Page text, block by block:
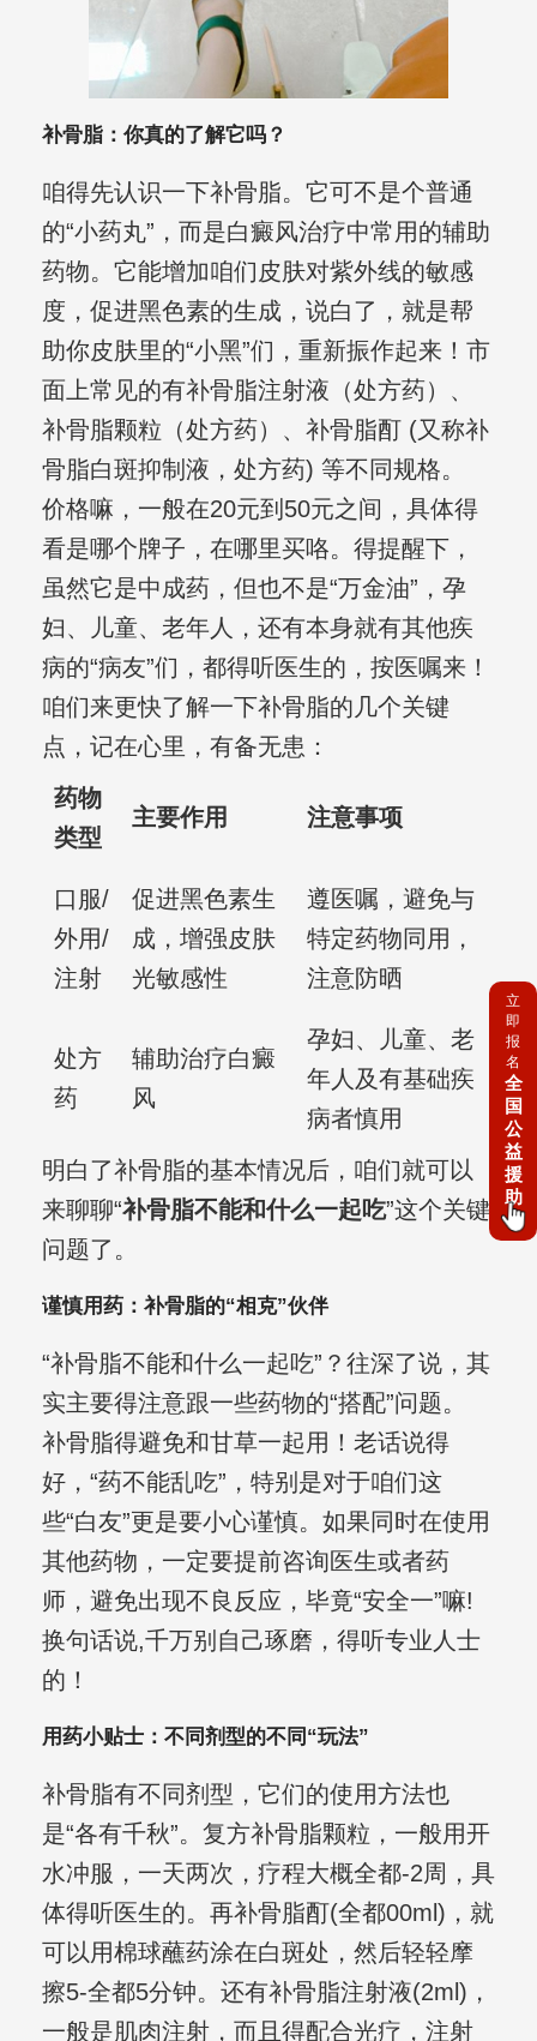
补骨脂：你真的了解它吗？
咱得先认识一下补骨脂。它可不是个普通
的“小药丸”，而是白癜风治疗中常用的辅助
药物。它能增加咱们皮肤对紫外线的敏感
度，促进黑色素的生成，说白了，就是帮
助你皮肤里的“小黑”们，重新振作起来！市
面上常见的有补骨脂注射液（处方药）、
补骨脂颗粒（处方药）、补骨脂酊 (又称补
骨脂白斑抑制液，处方药) 等不同规格。
价格嘛，一般在20元到50元之间，具体得
看是哪个牌子，在哪里买咯。得提醒下，
虽然它是中成药，但也不是“万金油”，孕
妇、儿童、老年人，还有本身就有其他疾
病的“病友”们，都得听医生的，按医嘱来！
咱们来更快了解一下补骨脂的几个关键
点，记在心里，有备无患：
药物
类型
主要作用 注意事项
口服/
外用/
注射
促进黑色素生
成，增强皮肤
光敏感性
遵医嘱，避免与
特定药物同用，
注意防晒
处方
药
辅助治疗白癜
风
孕妇、儿童、老
年人及有基础疾
病者慎用
明白了补骨脂的基本情况后，咱们就可以
来聊聊“补骨脂不能和什么一起吃”这个关键
问题了。
谨慎用药：补骨脂的“相克”伙伴
“补骨脂不能和什么一起吃”？往深了说，其
实主要得注意跟一些药物的“搭配”问题。
补骨脂得避免和甘草一起用！老话说得
好，“药不能乱吃”，特别是对于咱们这
些“白友”更是要小心谨慎。如果同时在使用
其他药物，一定要提前咨询医生或者药
师，避免出现不良反应，毕竟“安全一”嘛!
换句话说,千万别自己琢磨，得听专业人士
的！
用药小贴士：不同剂型的不同“玩法”
补骨脂有不同剂型，它们的使用方法也
是“各有千秋”。复方补骨脂颗粒，一般用开
水冲服，一天两次，疗程大概全都-2周，具
体得听医生的。再补骨脂酊(全都00ml)，就
可以用棉球蘸药涂在白斑处，然后轻轻摩
擦5-全都5分钟。还有补骨脂注射液(2ml)，
一般是肌肉注射，而且得配合光疗，注射
立
即
报
名
全
国
公
益
援
助